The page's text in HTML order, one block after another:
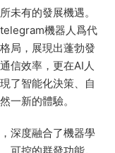
未有的發展機遇。
機器人爲代
局，展現出蓬勃發
信效率，更在AI人
了智能化決策、自
一新的體驗。
深度融合了機器學